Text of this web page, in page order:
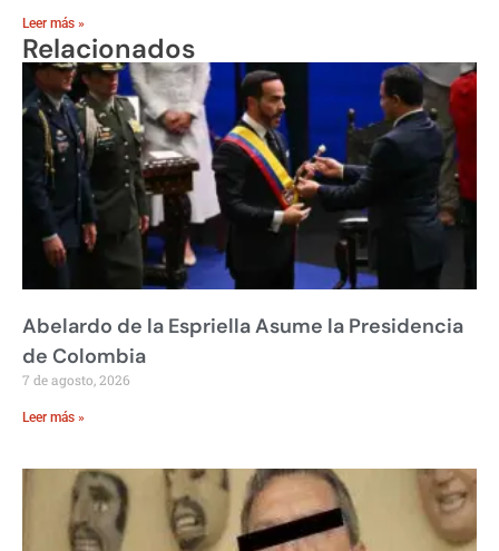
Leer más »
Relacionados
Abelardo de la Espriella Asume la Presidencia
de Colombia
7 de agosto, 2026
Leer más »